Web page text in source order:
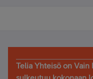
Telia Yhteisö on Vain